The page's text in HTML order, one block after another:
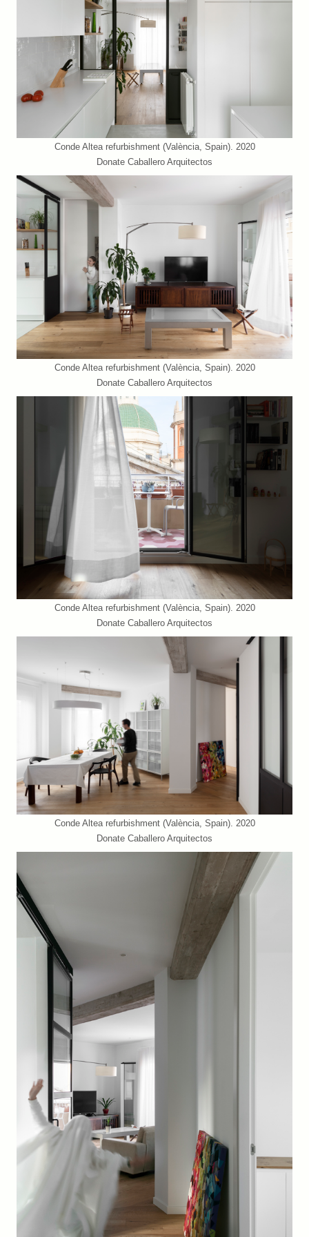
Conde Altea refurbishment (València, Spain). 2020
Donate Caballero Arquitectos
Conde Altea refurbishment (València, Spain). 2020
Donate Caballero Arquitectos
Conde Altea refurbishment (València, Spain). 2020
Donate Caballero Arquitectos
Conde Altea refurbishment (València, Spain). 2020
Donate Caballero Arquitectos